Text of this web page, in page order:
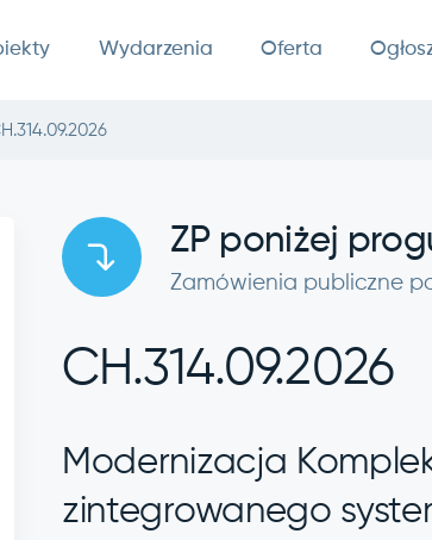
Wydarzenia Oferta
ZP poniżej
Zamówienia publiczne
CH.314.09.2026
Modernizacja
zintegrowanego